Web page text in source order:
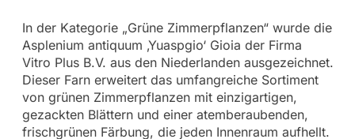
In der Kategorie „Grüne Zimmerpflanzen“ wurde die
Asplenium antiquum ‚Yuaspgio‘ Gioia der Firma
Vitro Plus B.V. aus den Niederlanden ausgezeichnet.
Dieser Farn erweitert das umfangreiche Sortiment
von grünen Zimmerpflanzen mit einzigartigen,
gezackten Blättern und einer atemberaubenden,
frischgrünen Färbung, die jeden Innenraum aufhellt.